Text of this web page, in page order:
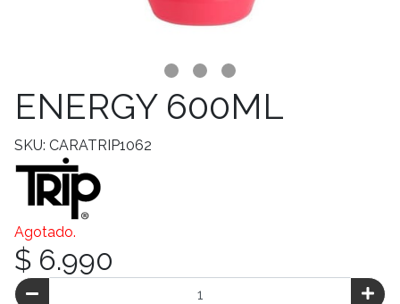
ENERGY 600ML
SKU: CARATRIP1062
Agotado.
$ 6.990